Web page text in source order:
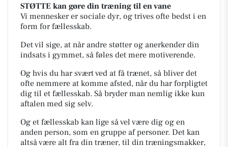
STØTTE kan gøre din træning til en vane
Vi mennesker er sociale dyr, og trives ofte bedst i en
form for fællesskab.
Det vil sige, at når andre støtter og anerkender din
indsats i gymmet, så føles det mere motiverende.
Og hvis du har svært ved at få trænet, så bliver det
ofte nemmere at komme afsted, når du har forpligtet
dig til et fællesskab. Så bryder man nemlig ikke kun
aftalen med sig selv.
Og et fællesskab kan lige så vel være dig og en
anden person, som en gruppe af personer. Det kan
altså være alt fra din træner, til din træningsmakker,